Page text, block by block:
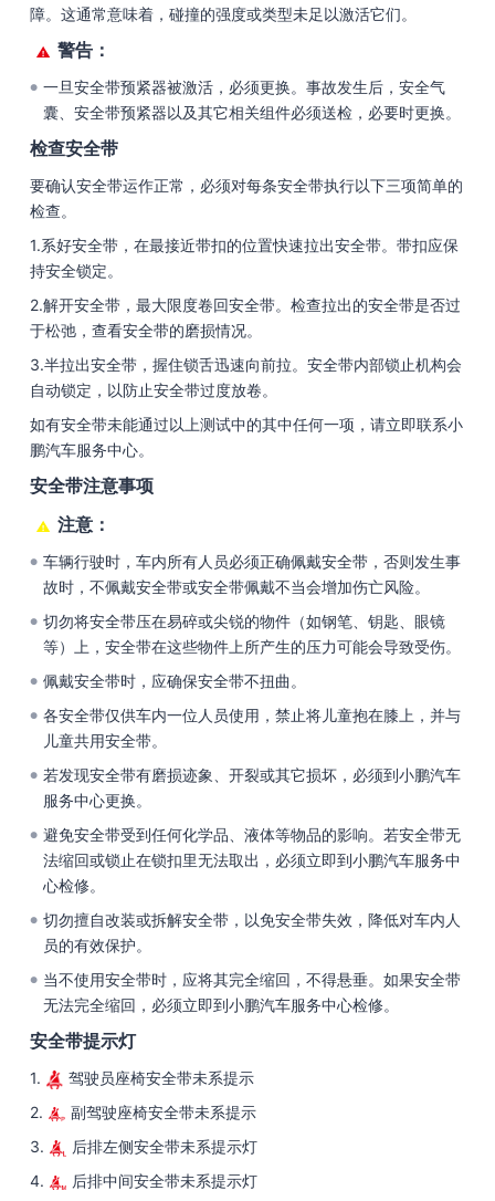
障。这通常意味着，碰撞的强度或类型未足以激活它们。
警告：
● 一旦安全带预紧器被激活，必须更换。事故发生后，安全气
囊、安全带预紧器以及其它相关组件必须送检，必要时更换。
检查安全带
要确认安全带运作正常，必须对每条安全带执行以下三项简单的
检查。
1.系好安全带，在最接近带扣的位置快速拉出安全带。带扣应保
持安全锁定。
2.解开安全带，最大限度卷回安全带。检查拉出的安全带是否过
于松弛，查看安全带的磨损情况。
3.半拉出安全带，握住锁舌迅速向前拉。安全带内部锁止机构会
自动锁定，以防止安全带过度放卷。
如有安全带未能通过以上测试中的其中任何一项，请立即联系小
鹏汽车服务中心。
安全带注意事项
注意：
● 车辆行驶时，车内所有人员必须正确佩戴安全带，否则发生事
故时，不佩戴安全带或安全带佩戴不当会增加伤亡风险。
● 切勿将安全带压在易碎或尖锐的物件（如钢笔、钥匙、眼镜
等）上，安全带在这些物件上所产生的压力可能会导致受伤。
● 佩戴安全带时，应确保安全带不扭曲。
● 各安全带仅供车内一位人员使用，禁止将儿童抱在膝上，并与
儿童共用安全带。
● 若发现安全带有磨损迹象、开裂或其它损坏，必须到小鹏汽车
服务中心更换。
● 避免安全带受到任何化学品、液体等物品的影响。若安全带无
法缩回或锁止在锁扣里无法取出，必须立即到小鹏汽车服务中
心检修。
● 切勿擅自改装或拆解安全带，以免安全带失效，降低对车内人
员的有效保护。
●
当不使用安全带时，应将其完全缩回，不得悬垂。如果安全带
无法完全缩回，必须立即到小鹏汽车服务中心检修。
安全带提示灯
1.
驾驶员座椅安全带未系提示
2.
副驾驶座椅安全带未系提示
3.
后排左侧安全带未系提示灯
4.
后排中间安全带未系提示灯